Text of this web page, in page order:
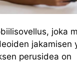
joka
jakamisen
perusidea on